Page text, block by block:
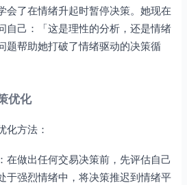
会了在情绪升起时暂停决策。她现在
自己：「这是理性的分析，还是情绪
题帮助她打破了情绪驱动的决策循
优化
化方法：
：在做出任何交易决策前，先评估自己
于强烈情绪中，将决策推迟到情绪平